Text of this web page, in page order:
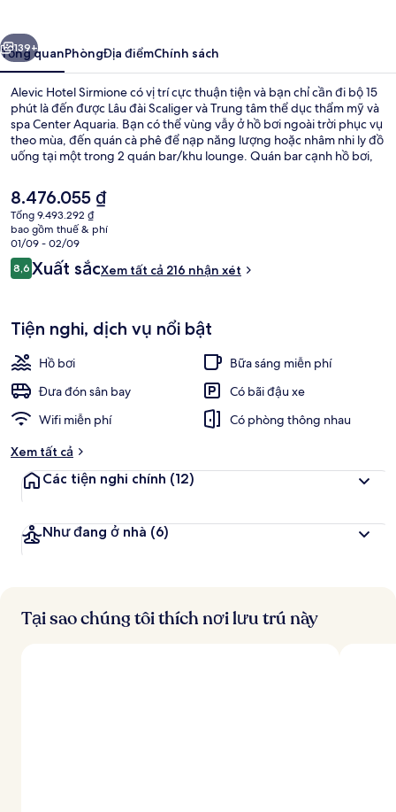
Tiếp
139+
Tổng quanPhòngĐịa điểmChính sách
Alevic Hotel Sirmione có vị trí cực thuận tiện và bạn chỉ cần đi bộ 15
phút là đến được Lâu đài Scaliger và Trung tâm thể dục thẩm mỹ và
spa Center Aquaria. Bạn có thể vùng vẫy ở hồ bơi ngoài trời phục vụ
theo mùa, đến quán cà phê để nạp năng lượng hoặc nhâm nhi ly đồ
uống tại một trong 2 quán bar/khu lounge. Quán bar cạnh hồ bơi,
khách đánh giá cao nhân viên nhiệt tình và địa điểm.
Giá
hiện
tại
là
8.476.055 ₫
8.476.055 ₫
Tổng 9.493.292 ₫
bao gồm thuế & phí
01/09 - 02/09
Nhận
xét
8,68,6 trên 10,
Xuất sắcXem tất cả 216 nhận xét
Tiện nghi, dịch vụ nổi bật
Hồ bơi
Bữa sáng miễn phí
Đưa đón sân bay
Có bãi đậu xe
Wifi miễn phí
Có phòng thông nhau
Xem tất cả
Các tiện nghi chính (12)
Như đang ở nhà (6)
Tại sao chúng tôi thích nơi lưu trú này